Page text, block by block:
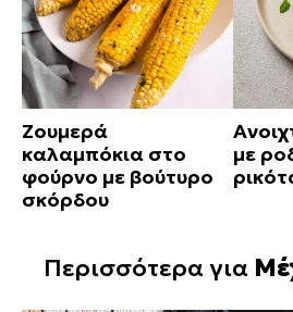
Ζουμερά
καλαμπόκια στο
φούρνο με βούτυρο
σκόρδου
με
Περισσότερα για